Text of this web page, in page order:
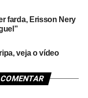
farda, Erisson Nery
veja o vídeo